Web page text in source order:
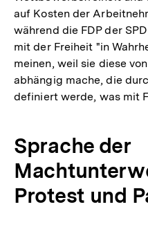
auf Kosten der
während die FDP der
mit der Freiheit "in
meinen, weil sie diese
abhängig mache, die
definiert werde, was mit
Sprache der
Protest und